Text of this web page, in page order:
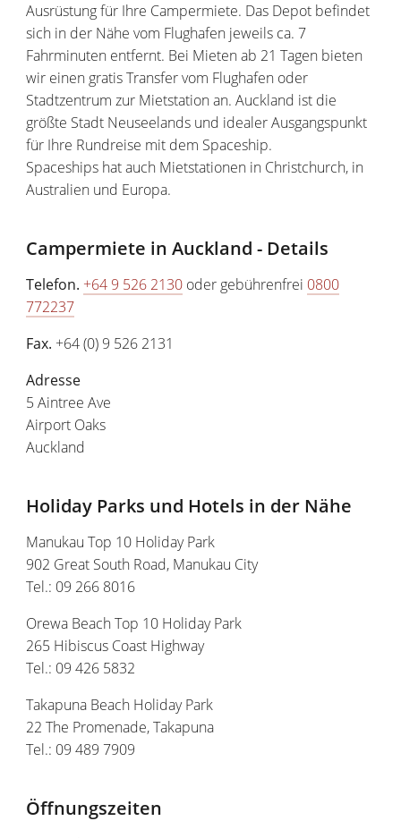
Ausrüstung für Ihre Campermiete. Das Depot befindet
sich in der Nähe vom Flughafen jeweils ca. 7
Fahrminuten entfernt. Bei Mieten ab 21 Tagen bieten
wir einen gratis Transfer vom Flughafen oder
Stadtzentrum zur Mietstation an. Auckland ist die
größte Stadt Neuseelands und idealer Ausgangspunkt
für Ihre Rundreise mit dem Spaceship.
Spaceships hat auch Mietstationen in Christchurch, in
Australien und Europa.
Campermiete in Auckland - Details
Telefon. +64 9 526 2130 oder gebührenfrei 0800
772237
Fax. +64 (0) 9 526 2131
Adresse
5 Aintree Ave
Airport Oaks
Auckland
Holiday Parks und Hotels in der Nähe
Manukau Top 10 Holiday Park
902 Great South Road, Manukau City
Tel.: 09 266 8016
Orewa Beach Top 10 Holiday Park
265 Hibiscus Coast Highway
Tel.: 09 426 5832
Takapuna Beach Holiday Park
22 The Promenade, Takapuna
Tel.: 09 489 7909
Öffnungszeiten